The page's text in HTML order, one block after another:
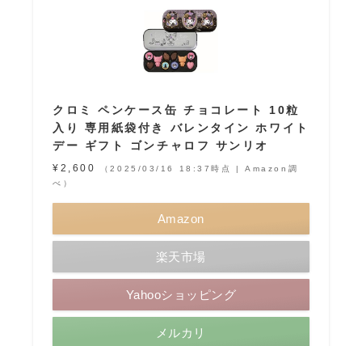
クロミ ペンケース缶 チョコレート 10粒
入り 専用紙袋付き バレンタイン ホワイト
デー ギフト ゴンチャロフ サンリオ
¥2,600
（2025/03/16 18:37時点 | Amazon調
べ）
Amazon
楽天市場
Yahooショッピング
メルカリ